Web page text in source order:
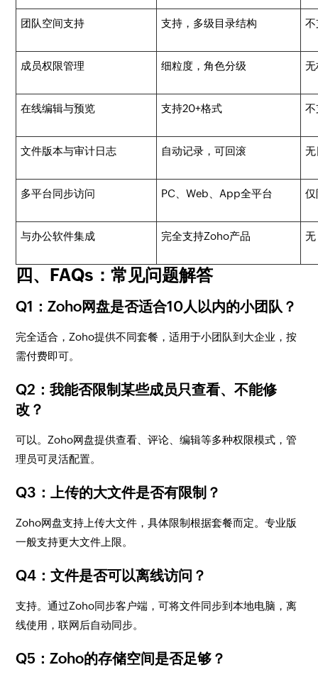
团队空间支持 支持，多级目录结构
成员权限管理 细粒度，角色分级
在线编辑与预览 支持20+格式
文件版本与审计日志 自动记录，可回滚
多平台同步访问 PC、Web、App全平台
与办公软件集成 完全支持Zoho产品 无
四、FAQs：常见问题解答
Q1：Zoho网盘是否适合10人以内的小团队？
完全适合，Zoho提供不同套餐，适用于小团队到大企业，按
需付费即可。
Q2：我能否限制某些成员只查看、不能修
改？
可以。Zoho网盘提供查看、评论、编辑等多种权限模式，管
理员可灵活配置。
Q3：上传的大文件是否有限制？
Zoho网盘支持上传大文件，具体限制根据套餐而定。专业版
一般支持更大文件上限。
Q4：文件是否可以离线访问？
支持。通过Zoho同步客户端，可将文件同步到本地电脑，离
线使用，联网后自动同步。
Q5：Zoho的存储空间是否足够？